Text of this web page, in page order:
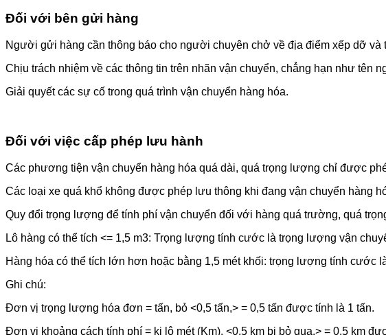
Đối với bên gửi hàng
Người gửi hàng cần thông báo cho người chuyên chở về địa điểm xếp dỡ và
Chịu trách nhiệm về các thông tin trên nhãn vận chuyển, chẳng hạn như
Giải quyết các sự cố trong quá trình vận chuyển hàng hóa.
Đối với việc cấp phép lưu hành
Các phương tiện vận chuyển hàng hóa quá dài, quá trọng lượng chỉ được
Các loại xe quá khổ không được phép lưu thông khi đang vận chuyển hàng
Quy đổi trọng lượng để tính phí vận chuyển đối với hàng quá trường, quá
Lô hàng có thể tích <= 1,5 m3: Trọng lượng tính cước là trọng lượng vận
Hàng hóa có thể tích lớn hơn hoặc bằng 1,5 mét khối: trọng lượng tính cước
Ghi chú:
Đơn vị trọng lượng hóa đơn = tấn, bỏ <0,5 tấn,> = 0,5 tấn được tính là 1 tấn.
Đơn vị khoảng cách tính phí = ki lô mét (Km), <0,5 km bị bỏ qua,> = 0,5 km